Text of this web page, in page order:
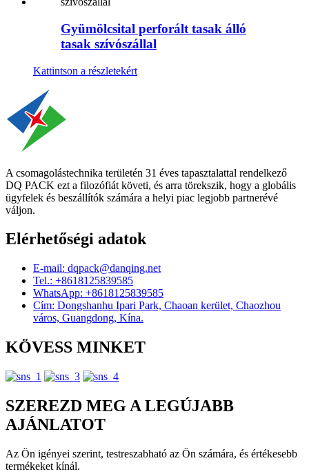
Gyümölcsital perforált tasak álló
tasak szívószállal
Kattintson a részletekért
A csomagolástechnika területén 31 éves tapasztalattal rendelkező
DQ PACK ezt a filozófiát követi, és arra törekszik, hogy a globális
ügyfelek és beszállítók számára a helyi piac legjobb partnerévé
váljon.
Elérhetőségi adatok
E-mail: dqpack@danqing.net
Tel.: +8618125839585
WhatsApp: +8618125839585
Cím: Dongshanhu Ipari Park, Chaoan kerület, Chaozhou
város, Guangdong, Kína.
KÖVESS MINKET
SZEREZD MEG A LEGÚJABB
AJÁNLATOT
Az Ön igényei szerint, testreszabható az Ön számára, és értékesebb
termékeket kínál.